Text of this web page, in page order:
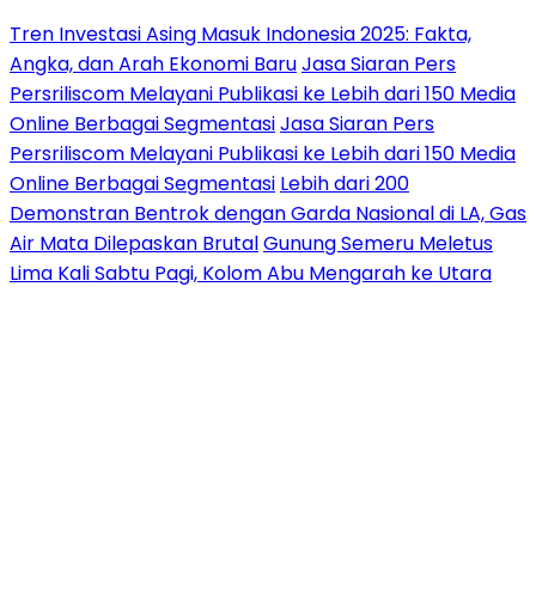
Tren Investasi Asing Masuk Indonesia 2025: Fakta,
Angka, dan Arah Ekonomi BaruJasa Siaran Pers
Persriliscom Melayani Publikasi ke Lebih dari 150 Media
Online Berbagai SegmentasiJasa Siaran Pers
Persriliscom Melayani Publikasi ke Lebih dari 150 Media
Online Berbagai Segmentasi Lebih dari 200
Demonstran Bentrok dengan Garda Nasional di LA, Gas
Air Mata Dilepaskan BrutalGunung Semeru Meletus
Lima Kali Sabtu Pagi, Kolom Abu Mengarah ke Utara